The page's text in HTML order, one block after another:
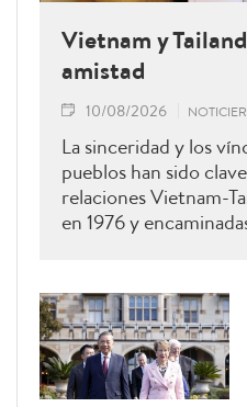
Vietnam y
amistad
10/08/2026
La sinceridad y los
pueblos han sido
relaciones Vietnam-
en 1976 y